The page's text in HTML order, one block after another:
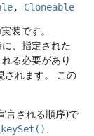
, Cloneable
実装です。
、指定された
る必要があり
れます。
この
言される順序)で
keySet()